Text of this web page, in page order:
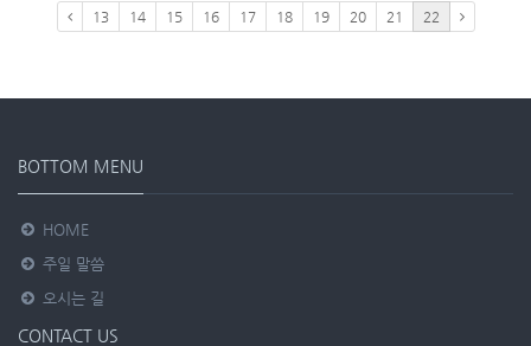
13 14 15 16 17 18 19 20 21 22
BOTTOM MENU
HOME
주일 말씀
오시는 길
CONTACT US